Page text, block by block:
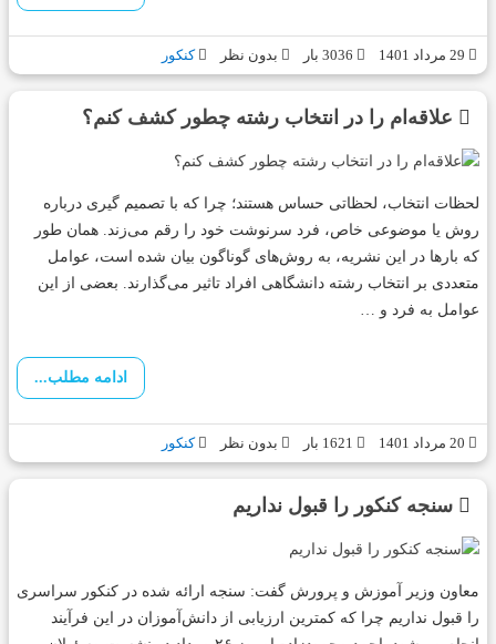
بدون نظر کنکور
علاقه‌ام را در انتخاب رشته چطور کشف کنم؟
لحظات انتخاب، لحظاتی حساس هستند؛ چرا که با تصمیم­ گیری درباره‌
روش یا موضوعی خاص، فرد سرنوشت خود را رقم می‌زند. همان طور
که بارها در این نشریه، به روش‌های گوناگون بیان شده است، عوامل
متعددی بر انتخاب رشته دانشگاهی افراد تاثیر می‌گذارند. بعضی از این
عوامل به فرد و …
ادامه مطلب...
بدون نظر کنکور
سنجه کنکور را قبول نداریم
معاون وزیر آموزش و پرورش گفت: سنجه ارائه شده در کنکور سراسری
را قبول نداریم چرا که کمترین ارزیابی از دانش‌آموزان در این فرآیند